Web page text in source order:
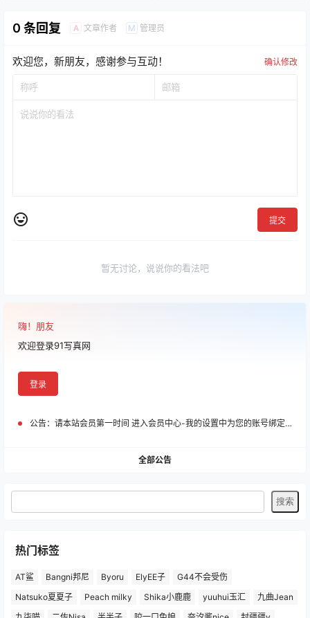
0 条回复 A 文章作者 M 管理员
欢迎您，新朋友，感谢参与互动！ 确认修改
提交
暂无讨论，说说你的看法吧
嗨！朋友
欢迎登录91写真网
登录
公告： 请本站会员第一时间 进入会员中心-我的设置中为您的账号绑定邮箱!
全部公告
热门标签
AT鲨 Bangni邦尼 Byoru ElyEE子
G44不会受伤
Natsuko夏夏子
Peach milky Shika小鹿鹿 yuuhui玉汇
九曲Jean